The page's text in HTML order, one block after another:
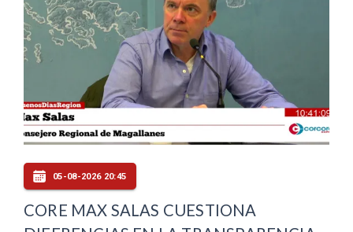
05-08-2026 20:45
CORE MAX SALAS CUESTIONA